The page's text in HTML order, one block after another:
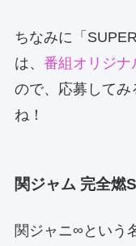
ちなみに「
は、 番組オリジナ
ので、応募して
ね！
関ジャム 完全燃
関ジャニ∞という